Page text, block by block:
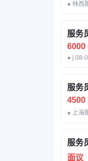
● 林西
服务
6000
● | 08-
服务
4500
● 上海
服务
面议